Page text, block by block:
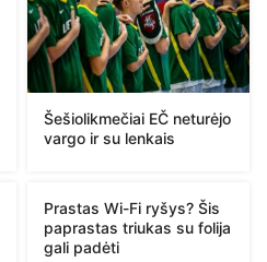
Šešiolikmečiai EČ neturėjo
vargo ir su lenkais
Prastas Wi-Fi ryšys? Šis
paprastas triukas su folija
gali padėti